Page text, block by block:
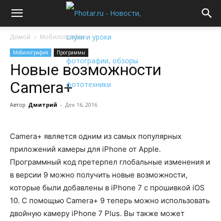
Домой Мобилография
Мобилография Программы
Новые возможности
Camera+
Автор Дмитрий - Дек 16, 2016
Camera+ является одним из самых популярных
приложений камеры для iPhone от Apple.
Программный код претерпел глобальные изменения и
в версии 9 можно получить новые возможности,
которые были добавлены в iPhone 7 с прошивкой iOS
10. С помощью Camera+ 9 теперь можно использовать
двойную камеру iPhone 7 Plus. Вы также может